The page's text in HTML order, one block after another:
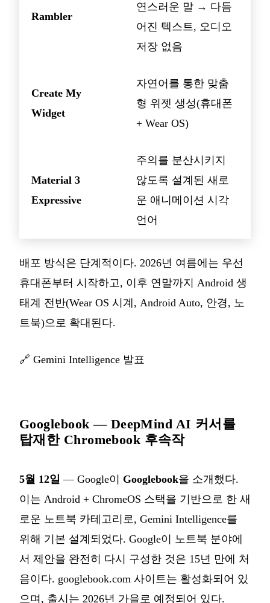
Rambler
연스러운 말 → 다듬
어진 텍스트, 오디오
저장 없음
Create My
Widget
자연어를 통한 맞춤
형 위젯 생성(휴대폰
+ Wear OS)
Material 3
Expressive
주의를 분산시키지
않도록 설계된 새로
운 애니메이션 시각
언어
배포 방식은 단계적이다. 2026년 여름에는 우선
휴대폰부터 시작하고, 이후 연말까지 Android 생
태계 전반(Wear OS 시계, Android Auto, 안경, 노
트북)으로 확대된다.
🔗 Gemini Intelligence 발표
Googlebook — DeepMind AI 커서를
탑재한 Chromebook 후속작
5월 12일 — Google이 Googlebook을 소개했다.
이는 Android + ChromeOS 스택을 기반으로 한 새
로운 노트북 카테고리로, Gemini Intelligence를
위해 기본 설계되었다. Google이 노트북 분야에
서 제안을 완전히 다시 구성한 것은 15년 만에 처
음이다. googlebook.com 사이트는 활성화되어 있
으며, 출시는 2026년 가을로 예정되어 있다.